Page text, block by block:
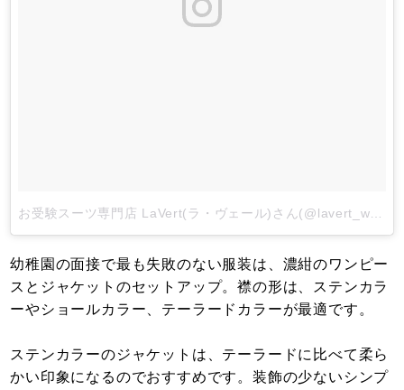
幼稚園の面接で最も失敗のない服装は、濃紺のワンピー
スとジャケットのセットアップ。襟の形は、ステンカラ
ーやショールカラー、テーラードカラーが最適です。
ステンカラーのジャケットは、テーラードに比べて柔ら
かい印象になるのでおすすめです。装飾の少ないシンプ